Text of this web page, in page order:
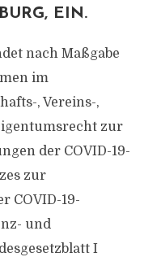
EIN.
nach Maßgabe
im
, Vereins-,
zur
der COVID-19-
zur
COVID-19-
und
I